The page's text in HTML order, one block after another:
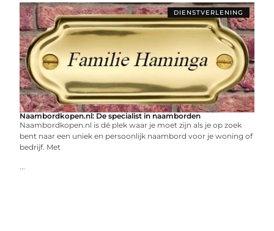
DIENSTVERLENING
Naambordkopen.nl: De specialist in naamborden
Naambordkopen.nl is dé plek waar je moet zijn als je op zoek
bent naar een uniek en persoonlijk naambord voor je woning of
bedrijf. Met
...